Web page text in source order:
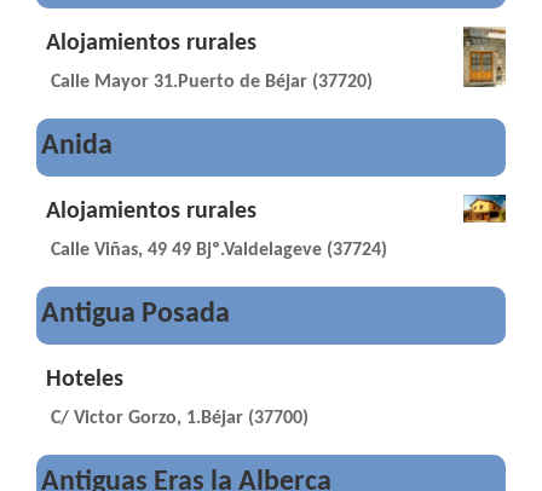
Alojamientos rurales
Calle Mayor 31.Puerto de Béjar (37720)
Anida
Alojamientos rurales
Calle Viñas, 49 49 Bjº.Valdelageve (37724)
Antigua Posada
Hoteles
C/ Victor Gorzo, 1.Béjar (37700)
Antiguas Eras la Alberca